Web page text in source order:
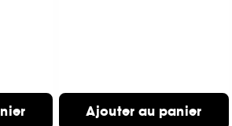
Ajouter au panier